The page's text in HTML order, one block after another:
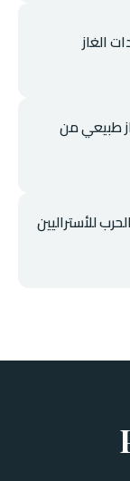
الغاز
33 شحنة غاز طبيعي من
للأستراليين